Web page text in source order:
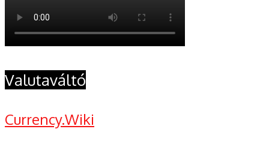
Valutaváltó
Currency.Wiki